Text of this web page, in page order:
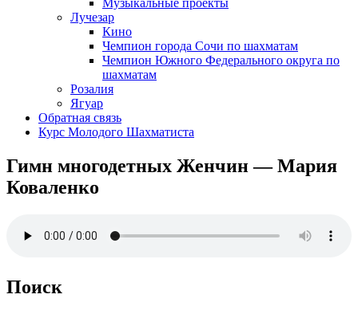
Музыкальные проекты
Лучезар
Кино
Чемпион города Сочи по шахматам
Чемпион Южного Федерального округа по
шахматам
Розалия
Ягуар
Обратная связь
Курс Молодого Шахматиста
Гимн многодетных Женчин — Мария
Коваленко
Поиск